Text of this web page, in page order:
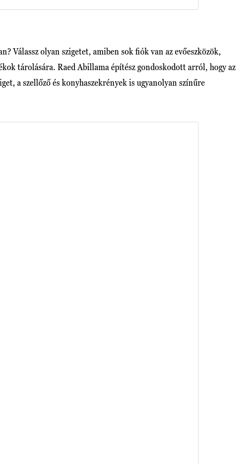
Válassz olyan szigetet, amiben sok fiók van az evőeszközök,
tárolására. Raed Abillama építész gondoskodott arról, hogy az
a szellőző és konyhaszekrények is ugyanolyan színűre